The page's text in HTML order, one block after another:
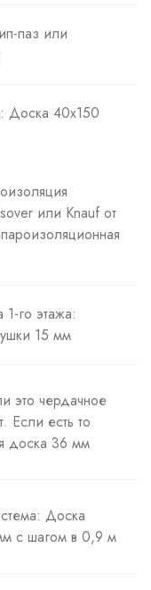
паз или
Доска 40х150
или Knauf от
го этажа:
15 мм
это чердачное
Если есть то
доска 36 мм
Доска
с шагом в 0,9 м